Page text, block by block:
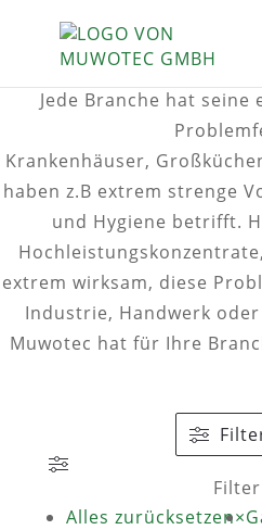
Jede Branche hat seine
Krankenhäuser,
haben z.B extrem strenge
und Hygiene betrifft.
extrem wirksam, diese
Industrie, Handwerk
Muwotec hat für Ihre
Filter
Alles zurücksetzen×